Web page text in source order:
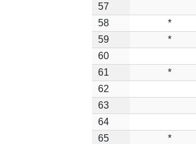
57
58
*
59
*
60
61
*
62
63
64
65
*